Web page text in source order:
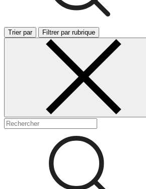
Trier par Filtrer par rubrique